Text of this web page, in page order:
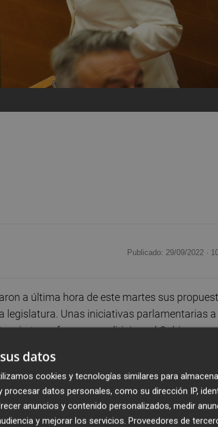
Publicado: 29/09/2022 ·
a última hora de este martes sus
legislatura. Unas iniciativas parlamentarias a
ciertas reformas o a dirigirse al Gobierno
para hacerlo es estatal.
casos, quedan simplemente reducidos a
fijen su posicionamiento sobre
datos
cookies y tecnologías similares para
datos personales, como su dirección IP,
anuncios y contenido personalizados, medir
y mejorar los servicios. Proveedores de